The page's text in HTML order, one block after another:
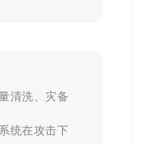
清洗、灾备
统在攻击下